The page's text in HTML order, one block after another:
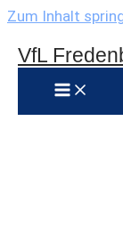
Zum Inhalt
VfL